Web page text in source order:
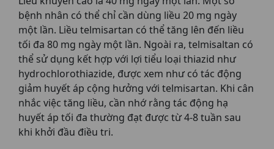
bệnh nhân có thể chỉ cần dùng liều 20 mg ngày
một lần. Liều telmisartan có thể tăng lên đến liều
tối đa 80 mg ngày một lần. Ngoài ra, telmisaltan có
thể sử dụng kết hợp với lợi tiểu loại thiazid như
hydrochlorothiazide, được xem như có tác động
giảm huyết áp cộng hưởng với telmisartan. Khi cân
nhắc việc tăng liều, cần nhớ rằng tác động hạ
huyết áp tối đa thường đạt được từ 4-8 tuần sau
khi khởi đầu điều tri.